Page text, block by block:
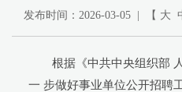
发布时间：2026-03-05 | 【 大
根据《中共中央组织部
一 步做好事业单位公开招聘